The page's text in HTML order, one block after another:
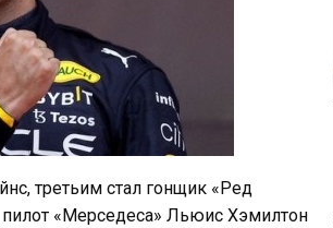
третьим стал гонщик «Ред
«Мерседеса» Льюис Хэмилтон